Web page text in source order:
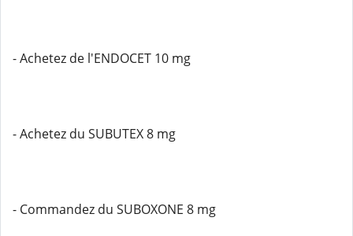
- Achetez de l'ENDOCET 10 mg
- Achetez du SUBUTEX 8 mg
- Commandez du SUBOXONE 8 mg